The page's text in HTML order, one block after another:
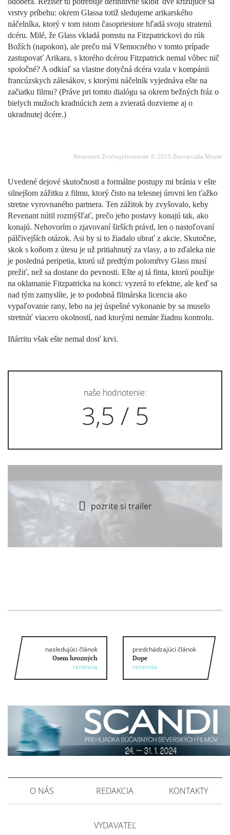
vrstvy príbehu: okrem Glassa totiž sledujeme arikarského
náčelníka, ktorý v tom istom časopriestore hľadá svoju stratenú
dcéru. Milé, že Glass vkladá pomstu na Fitzpatrickovi do rúk
Božích (napokon), ale prečo má Všemocného v tomto prípade
zastupovať Arikara, s ktorého dcérou Fitzpatrick nemal vôbec nič
spoločné? A odkiaľ sa vlastne dotyčná dcéra vzala v kompánii
francúzskych zálesákov, s ktorými náčelník vyjednáva ešte na
začiatku filmu? (Práve pri tomto dialógu sa okrem bežných fráz o
bielych mužoch kradnúcich zem a zvieratá dozvieme aj o
ukradnutej dcére.)
Revenant Zmŕtvychvstanie © 2015 Barracuda Movie
Uvedené dejové skutočnosti a formálne postupy mi bránia v ešte
silnejšom zážitku z filmu, ktorý čisto na telesnej úrovni len ťažko
stretne vyrovnaného partnera. Ten zážitok by zvyšovalo, keby
Revenant nútil rozmýšľať, prečo jeho postavy konajú tak, ako
konajú. Nehovorím o zjavovaní širších právd, len o nastoľovaní
pálčivejších otázok. Asi by si to žiadalo ubrať z akcie. Skutočne,
skok s koňom z útesu je už pritiahnutý za vlasy, a to zďaleka nie
je posledná peripetia, ktorú už predtým polomŕtvy Glass musí
prežiť, než sa dostane do pevnosti. Ešte aj tá finta, ktorú použije
na oklamanie Fitzpatricka na konci: vyzerá to efektne, ale keď sa
nad tým zamyslíte, je to podobná filmárska licencia ako
vypaľovanie rany, lebo na jej úspešné vykonanie by sa muselo
stretnúť viacero okolností, nad ktorými nemáte žiadnu kontrolu.
Iñárritu však ešte nemal dosť krvi.
naše hodnotenie:
3,5 / 5
pozrite si trailer
nasledujúci článok
Osem hrozných
recenzia
predchádzajúci článok
Dope
recenzia
O NÁS REDAKCIA KONTAKTY
VYDAVATEĽ